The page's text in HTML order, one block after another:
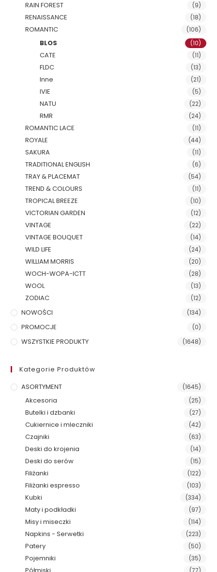
RAIN FOREST (9)
RENAISSANCE (18)
ROMANTIC (106)
BLOS (10)
CATE (11)
FLDC (13)
Inne (21)
IVIE (5)
NATU (22)
RMR (24)
ROMANTIC LACE (11)
ROYALE (44)
SAKURA (11)
TRADITIONAL ENGLISH (6)
TRAY & PLACEMAT (54)
TREND & COLOURS (11)
TROPICAL BREEZE (10)
VICTORIAN GARDEN (12)
VINTAGE (22)
VINTAGE BOUQUET (14)
WILD LIFE (24)
WILLIAM MORRIS (20)
WOCH-WOPA-ICTT (28)
WOOL (13)
ZODIAC (12)
NOWOŚCI (134)
PROMOCJE (0)
WSZYSTKIE PRODUKTY (1648)
Kategorie Produktów
ASORTYMENT
(1645)
Akcesoria (25)
Butelki i dzbanki (27)
Cukiernice i mleczniki (42)
Czajniki (63)
Deski do krojenia (14)
Deski do serów (15)
Filiżanki (122)
Filiżanki espresso (103)
Kubki (334)
Maty i podkładki (97)
Misy i miseczki (114)
Napkins - Serwetki (223)
Patery (50)
Pojemniki (35)